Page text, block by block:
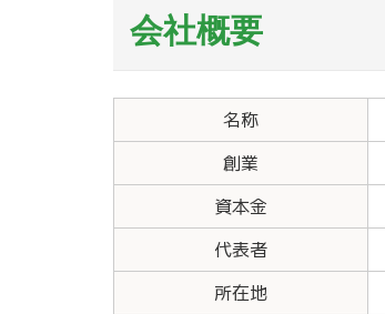
会社概要
名称
創業
資本金
代表者
所在地